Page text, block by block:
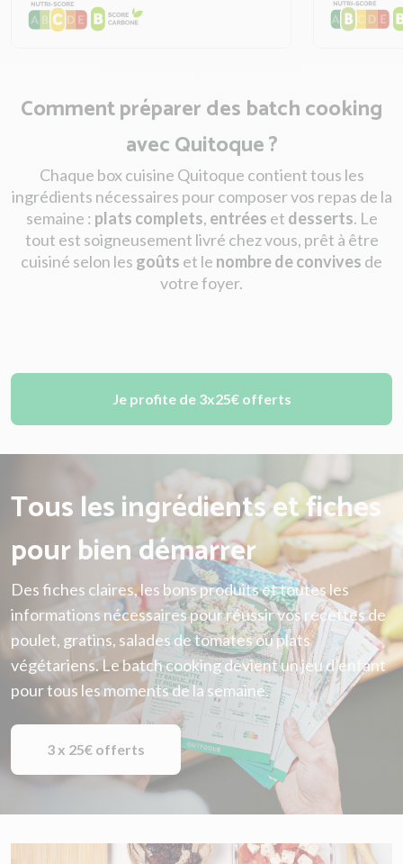
Comment préparer des batch cooking
avec Quitoque ?
Chaque box cuisine Quitoque contient tous les
ingrédients nécessaires pour composer vos repas de la
semaine : plats complets, entrées et desserts. Le
tout est soigneusement livré chez vous, prêt à être
cuisiné selon les goûts et le nombre de convives de
votre foyer.
Je profite de 3x25€ offerts
Tous les ingrédients et fiches
pour bien démarrer
Des fiches claires, les bons produits et toutes les
informations nécessaires pour réussir vos recettes de
poulet, gratins, salades de tomates ou plats
végétariens. Le batch cooking devient un jeu d’enfant
pour tous les moments de la semaine.
3 x 25€ offerts